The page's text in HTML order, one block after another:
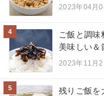
2023年04月
4
ご飯と調
美味しい＆
2023年11月
5
残りご飯を